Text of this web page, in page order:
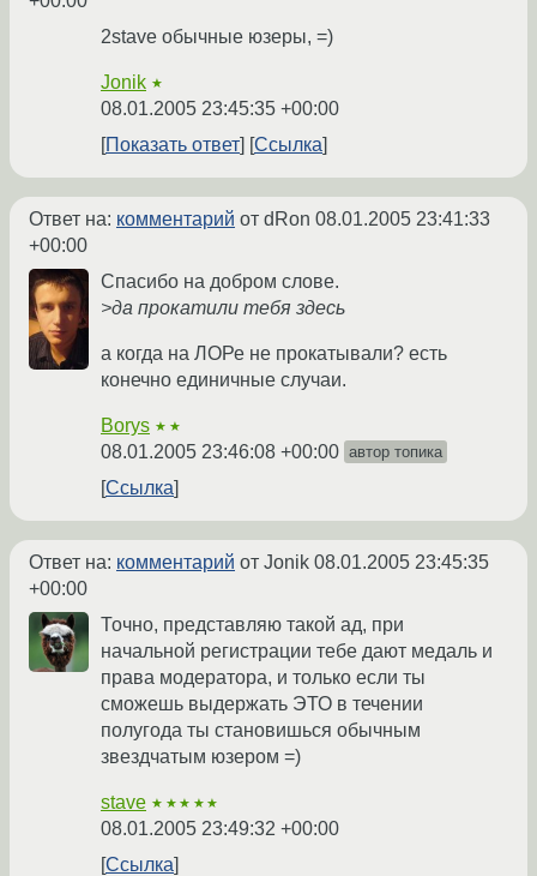
2stave обычные юзеры, =)
Jonik ★
08.01.2005 23:45:35 +00:00
Показать ответ
Ссылка
Ответ на: комментарий от dRon 08.01.2005 23:41:33
+00:00
Спасибо на добром слове.
>да прокатили тебя здесь
а когда на ЛОРе не прокатывали? есть
конечно единичные случаи.
Borys ★★
08.01.2005 23:46:08 +00:00 автор топика
Ссылка
Ответ на: комментарий от Jonik 08.01.2005 23:45:35
+00:00
Точно, представляю такой ад, при
начальной регистрации тебе дают медаль и
права модератора, и только если ты
сможешь выдержать ЭТО в течении
полугода ты становишься обычным
звездчатым юзером =)
stave ★★★★★
08.01.2005 23:49:32 +00:00
Ссылка